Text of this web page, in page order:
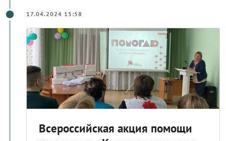
17.04.2024 15:58
Всероссийская акция помощи